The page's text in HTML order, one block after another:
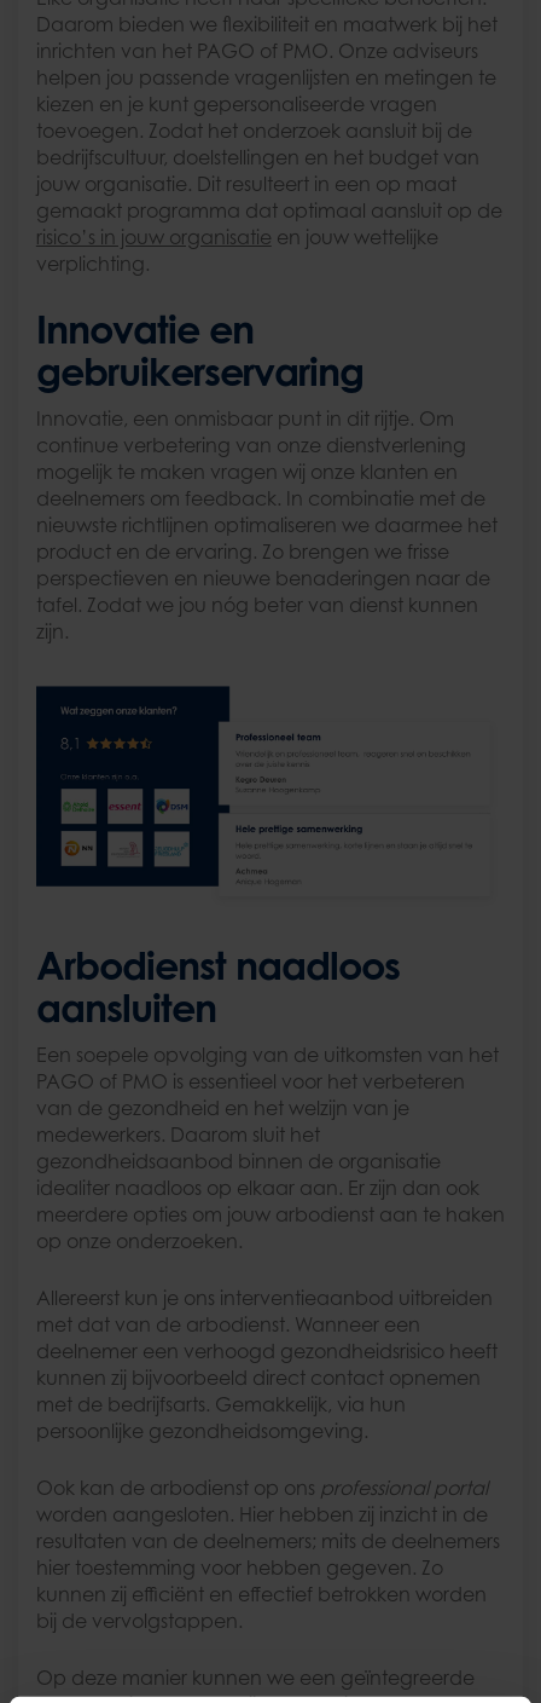
Daarom bieden we flexibiliteit en maatwerk bij het
inrichten van het PAGO of PMO. Onze adviseurs
helpen jou passende vragenlijsten en metingen te
kiezen en je kunt gepersonaliseerde vragen
toevoegen. Zodat het onderzoek aansluit bij de
bedrijfscultuur, doelstellingen en het budget van
jouw organisatie. Dit resulteert in een op maat
gemaakt programma dat optimaal aansluit op de
risico’s in jouw organisatie en jouw wettelijke
verplichting.
Innovatie en
gebruikerservaring
Innovatie, een onmisbaar punt in dit rijtje. Om
continue verbetering van onze dienstverlening
mogelijk te maken vragen wij onze klanten en
deelnemers om feedback. In combinatie met de
nieuwste richtlijnen optimaliseren we daarmee het
product en de ervaring. Zo brengen we frisse
perspectieven en nieuwe benaderingen naar de
tafel. Zodat we jou nóg beter van dienst kunnen
zijn.
Arbodienst naadloos
aansluiten
Een soepele opvolging van de uitkomsten van het
PAGO of PMO is essentieel voor het verbeteren
van de gezondheid en het welzijn van je
medewerkers. Daarom sluit het
gezondheidsaanbod binnen de organisatie
idealiter naadloos op elkaar aan. Er zijn dan ook
meerdere opties om jouw arbodienst aan te haken
op onze onderzoeken.
Allereerst kun je ons interventieaanbod uitbreiden
met dat van de arbodienst. Wanneer een
deelnemer een verhoogd gezondheidsrisico heeft
kunnen zij bijvoorbeeld direct contact opnemen
met de bedrijfsarts. Gemakkelijk, via hun
persoonlijke gezondheidsomgeving.
Ook kan de arbodienst op ons professional portal
worden aangesloten. Hier hebben zij inzicht in de
resultaten van de deelnemers; mits de deelnemers
hier toestemming voor hebben gegeven. Zo
kunnen zij efficiënt en effectief betrokken worden
bij de vervolgstappen.
Op deze manier kunnen we een geïntegreerde